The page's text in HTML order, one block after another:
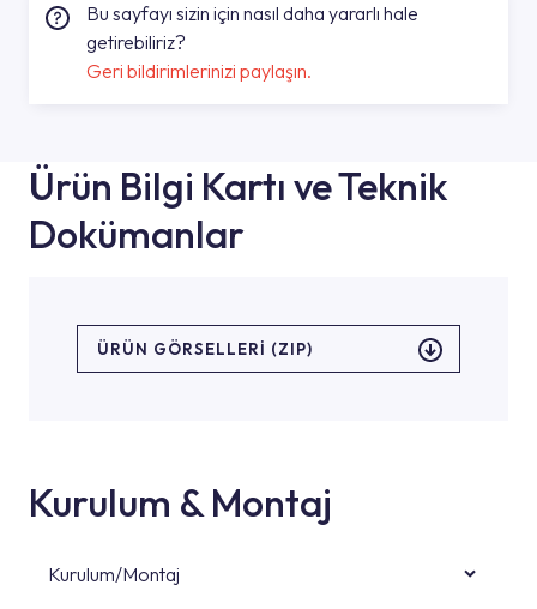
Bu sayfayı sizin için nasıl daha yararlı hale
getirebiliriz?
Geri bildirimlerinizi paylaşın.
Ürün Bilgi Kartı ve Teknik
Dokümanlar
ÜRÜN GÖRSELLERI (ZIP)
Kurulum & Montaj
Kurulum/Montaj